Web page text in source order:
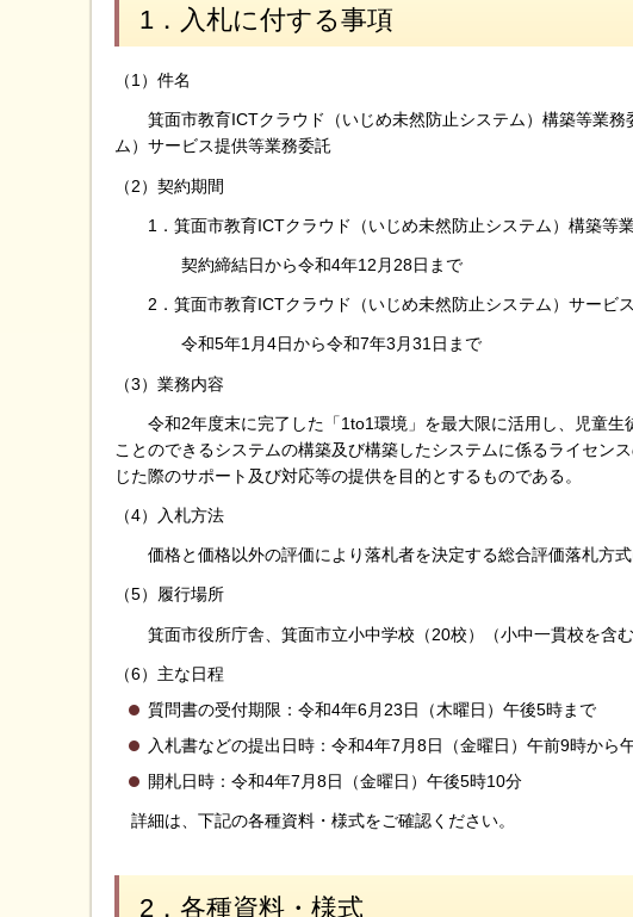
1．入札に付する事項
（1）件名
箕面市教育ICTクラウド（いじめ未然防止システム）構築等業務
ム）サービス提供等業務委託
（2）契約期間
1．箕面市教育ICTクラウド（いじめ未然防止システム）構築等
契約締結日から令和4年12月28日まで
2．箕面市教育ICTクラウド（いじめ未然防止システム）サービ
令和5年1月4日から令和7年3月31日まで
（3）業務内容
令和2年度末に完了した「1to1環境」を最大限に活用し、児童生
ことのできるシステムの構築及び構築したシステムに係るライセン
じた際のサポート及び対応等の提供を目的とするものである。
（4）入札方法
価格と価格以外の評価により落札者を決定する総合評価落札方式
（5）履行場所
箕面市役所庁舎、箕面市立小中学校（20校）（小中一貫校を含む
（6）主な日程
質問書の受付期限：令和4年6月23日（木曜日）午後5時まで
入札書などの提出日時：令和4年7月8日（金曜日）午前9時から
開札日時：令和4年7月8日（金曜日）午後5時10分
詳細は、下記の各種資料・様式をご確認ください。
2．各種資料・様式